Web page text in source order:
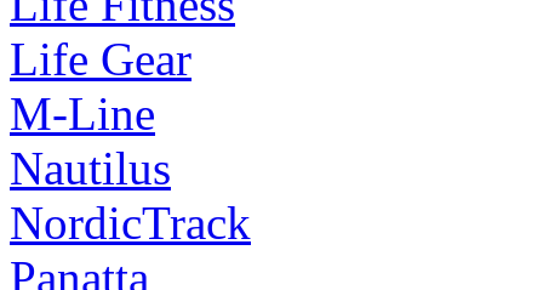
Life Gear
M-Line
Nautilus
NordicTrack
Panatta